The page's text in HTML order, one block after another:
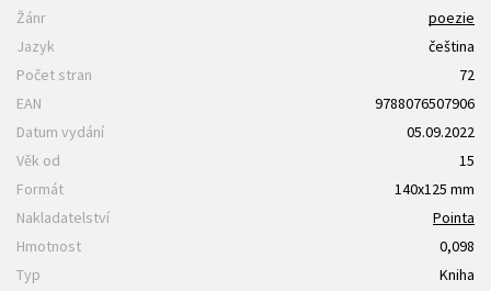
Žánr
poezie
Jazyk
čeština
Počet stran
72
EAN
9788076507906
Datum vydání
05.09.2022
Věk od
15
Formát
140x125 mm
Nakladatelství
Pointa
Hmotnost
0,098
Typ
Kniha